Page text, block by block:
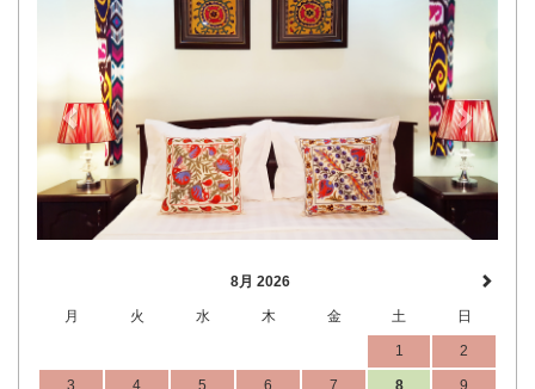
8月 2026
月 火 水 木 金 土 日
1 2
3 4 5 6 7 8 9